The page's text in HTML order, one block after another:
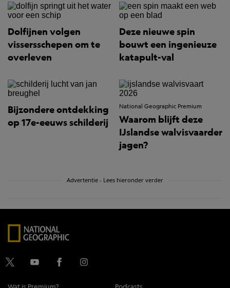
Dolfijnen volgen
vissersschepen om te
overleven
Deze nieuwe spin
bouwt een ingenieuze
katapult-val
Bijzondere ontdekking
op 17e-eeuws schilderij
National Geographic Premium
Waarom blijft deze
IJslandse walvisvaarder
jagen?
Advertentie - Lees hieronder verder
Wat is Premium? Podcasts